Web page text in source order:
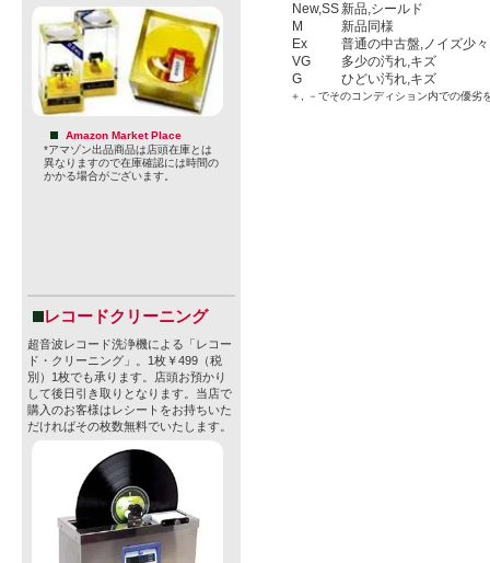
Amazon Market Place
*アマゾン出品商品は店頭在庫とは
異なりますので在庫確認には時間の
かかる場合がございます。
レコードクリーニング
超音波レコード洗浄機による「レコー
ド・クリーニング」。1枚￥499（税
別）1枚でも承ります。店頭お預かり
して後日引き取りとなります。当店で
購入のお客様はレシートをお持ちいた
だければその枚数無料でいたします。
New,SS新品,シールド
M
新品同様
Ex
普通の中古盤,ノイズ少々
VG
多少の汚れ,キズ
G
ひどい汚れ,キズ
＋, －でそのコンディション内での優劣